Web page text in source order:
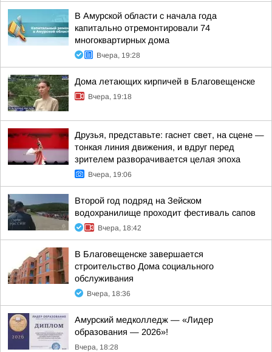
В Амурской области с начала года
капитально отремонтировали 74
многоквартирных дома
Вчера, 19:28
Дома летающих кирпичей в Благовещенске
Вчера, 19:18
Друзья, представьте: гаснет свет, на сцене —
тонкая линия движения, и вдруг перед
зрителем разворачивается целая эпоха
Вчера, 19:06
Второй год подряд на Зейском
водохранилище проходит фестиваль сапов
Вчера, 18:42
В Благовещенске завершается
строительство Дома социального
обслуживания
Вчера, 18:36
Амурский медколледж — «Лидер
образования — 2026»!
Вчера, 18:28